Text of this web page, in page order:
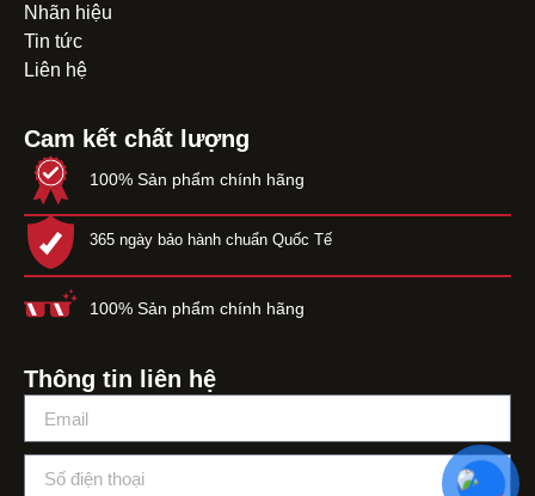
Nhãn hiệu
Tin tức
Liên hệ
Cam kết chất lượng
100% Sản phẩm chính hãng
365 ngày bảo hành chuẩn Quốc Tế
100% Sản phẩm chính hãng
Thông tin liên hệ